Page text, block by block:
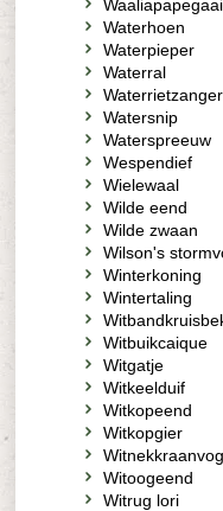
Waterhoen
Waterpieper
Waterral
Waterrietzanger
Watersnip
Waterspreeuw
Wespendief
Wielewaal
Wilde eend
Wilde zwaan
Wilson's
Winterkoning
Wintertaling
Witbuikcaique
Witgatje
Witkeelduif
Witkopeend
Witkopgier
Witoogeend
Witrug lori